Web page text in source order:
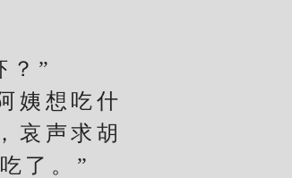
？”
姨想吃什
哀声求胡
了。”